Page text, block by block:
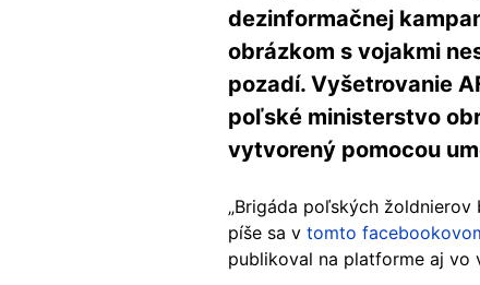
dezinformačnej
obrázkom s vojakmi
pozadí. Vyšetrovanie
poľské ministerstvo
vytvorený pomocou
„Brigáda poľských žoldnierov
píše sa v tomto
publikoval na platforme aj vo